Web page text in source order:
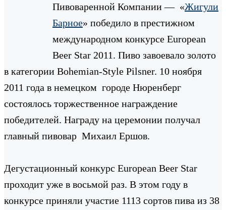
Пивоваренной Компании — «Жигули
Барное» победило в престижном
международном конкурсе European
Beer Star 2011. Пиво завоевало золото
в категории Bohemian-Style Pilsner. 10 ноября
2011 года в немецком городе Нюренберг
состоялось торжественное награждение
победителей. Награду на церемонии получал
главный пивовар Михаил Ершов.
Дегустационный конкурс European Beer Star
проходит уже в восьмой раз. В этом году в
конкурсе приняли участие 1113 сортов пива из 38